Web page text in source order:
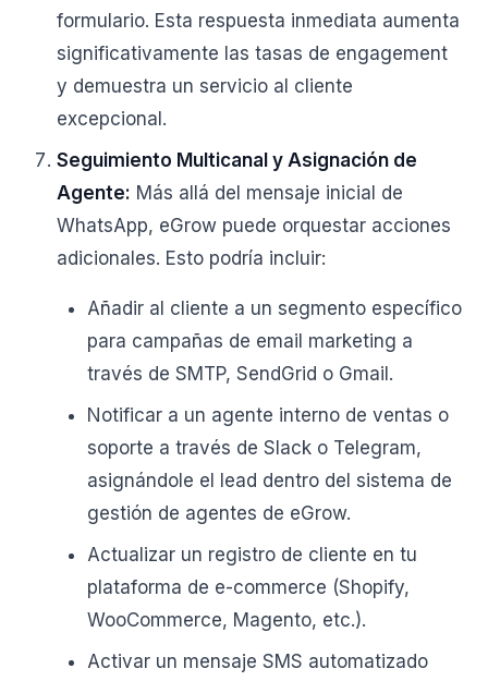
formulario. Esta respuesta inmediata aumenta
significativamente las tasas de engagement
y demuestra un servicio al cliente
excepcional.
Seguimiento Multicanal y Asignación de
Agente: Más allá del mensaje inicial de
WhatsApp, eGrow puede orquestar acciones
adicionales. Esto podría incluir:
Añadir al cliente a un segmento específico
para campañas de email marketing a
través de SMTP, SendGrid o Gmail.
Notificar a un agente interno de ventas o
soporte a través de Slack o Telegram,
asignándole el lead dentro del sistema de
gestión de agentes de eGrow.
Actualizar un registro de cliente en tu
plataforma de e-commerce (Shopify,
WooCommerce, Magento, etc.).
Activar un mensaje SMS automatizado